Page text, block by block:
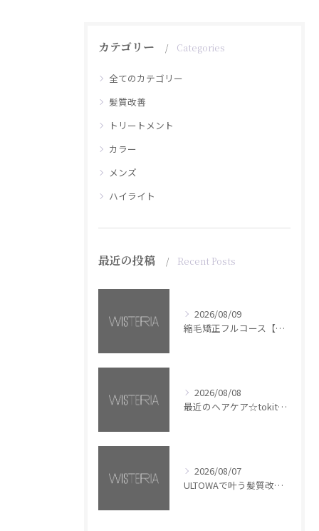
カテゴリー Categories
全てのカテゴリー
髪質改善
トリートメント
カラー
メンズ
ハイライト
最近の投稿 Recent Posts
2026/08/09
縮毛矯正フルコース【銀座・美容室WISTERIA】
2026/08/08
最近のヘアケア☆tokita【銀座・美容室WISTERIA】
2026/08/07
ULTOWAで叶う髪質改善美髪カラー【銀座・美容室WISTERIA】